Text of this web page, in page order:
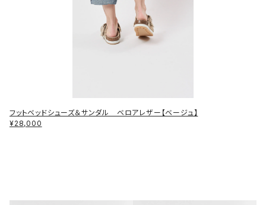
フットベッドシューズ＆サンダル ベロアレザー【ベージュ】
¥28,000